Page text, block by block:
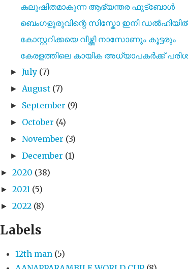
കലുഷിതമാകുന്ന ആഭ്യന്തര ഫുട്ബോൾ
ബെംഗളൂരുവിന്റെ സിസ്കോ ഇനി
കോസ്റ്ററിക്കയെ വീഴ്ത്തി നാസോണും കൂട്ടരും
കേരളത്തിലെ കായിക അധ്യാപകർക്ക്
►July (7)
► August (7)
► September (9)
► October (4)
►November (3)
►December (1)
► 2020 (38)
► 2021 (5)
► 2022 (8)
Labels
12th man (5)